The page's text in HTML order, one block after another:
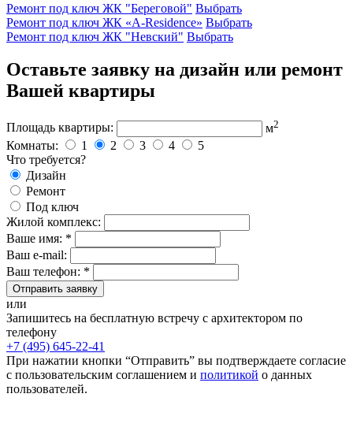
Ремонт под ключ ЖК "Береговой" Выбрать
Ремонт под ключ ЖК «A-Residence» Выбрать
Ремонт под ключ ЖК "Невский" Выбрать
Оставьте заявку на дизайн или ремонт
Вашей квартиры
Площадь квартиры: м2
Комнаты: 1 2 3 4
5
Что требуется?
Дизайн
Ремонт
Под ключ
Жилой комплекс:
Ваше имя: *
Ваш e-mail:
Ваш телефон: *
Отправить заявку
или
Запишитесь на бесплатную встречу с архитектором по
телефону
+7 (495) 645-22-41
При нажатии кнопки “Отправить” вы подтверждаете согласие
с пользовательским соглашением и политикой о данных
пользователей.